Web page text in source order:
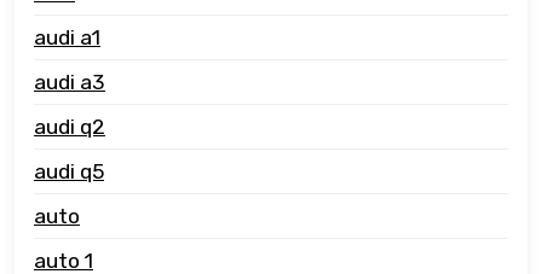
audi a1
audi a3
audi q2
audi q5
auto
auto 1